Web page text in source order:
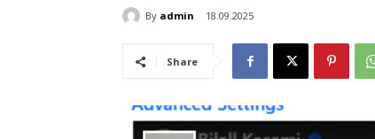
By admin 18.09.2025
Share